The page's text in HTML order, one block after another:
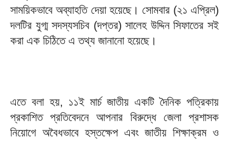
সাময়িকভাবে অব্যাহতি দেয়া হয়েছে। সোমবার (২১ এপ্রিল)
দলটির যুগ্ম সদস্যসচিব (দপ্তর) সালেহ উদ্দিন সিফাতের সই
করা এক চিঠিতে এ তথ্য জানানো হয়েছে।
এতে বলা হয়, ১১ই মার্চ জাতীয় একটি দৈনিক পত্রিকায়
প্রকাশিত প্রতিবেদনে আপনার বিরুদ্ধে জেলা প্রশাসক
নিয়োগে অবৈধভাবে হস্তক্ষেপ এবং জাতীয় শিক্ষাক্রম ও